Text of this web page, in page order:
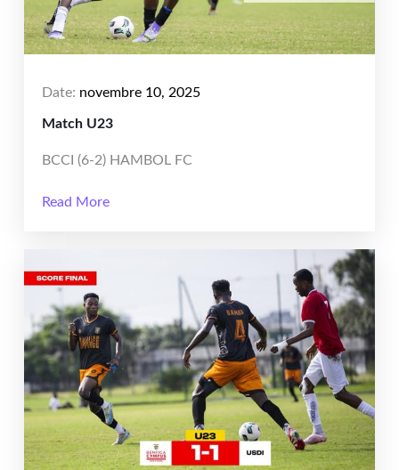
Date: novembre 10, 2025
Match U23
BCCI (6-2) HAMBOL FC
Read More